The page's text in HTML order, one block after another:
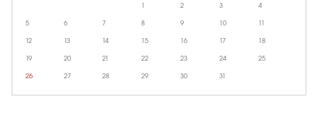
1 2 3 4
5 6 7 8 9 10 11
12 13 14 15 16 17 18
19 20 21 22 23 24 25
26 27 28 29 30 31